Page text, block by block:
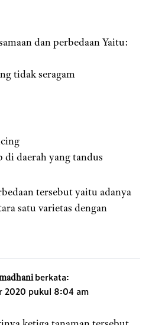
dan perbedaan Yaitu:
tidak seragam
daerah yang tandus
tersebut yaitu adanya
satu varietas dengan
berkata:
2020 pukul 8:04 am